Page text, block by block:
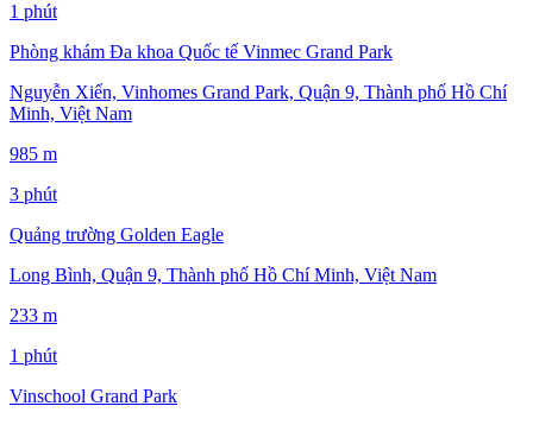
1 phút
Phòng khám Đa khoa Quốc tế Vinmec Grand Park
Nguyễn Xiển, Vinhomes Grand Park, Quận 9, Thành phố Hồ Chí
Minh, Việt Nam
985 m
3 phút
Quảng trường Golden Eagle
Long Bình, Quận 9, Thành phố Hồ Chí Minh, Việt Nam
233 m
1 phút
Vinschool Grand Park